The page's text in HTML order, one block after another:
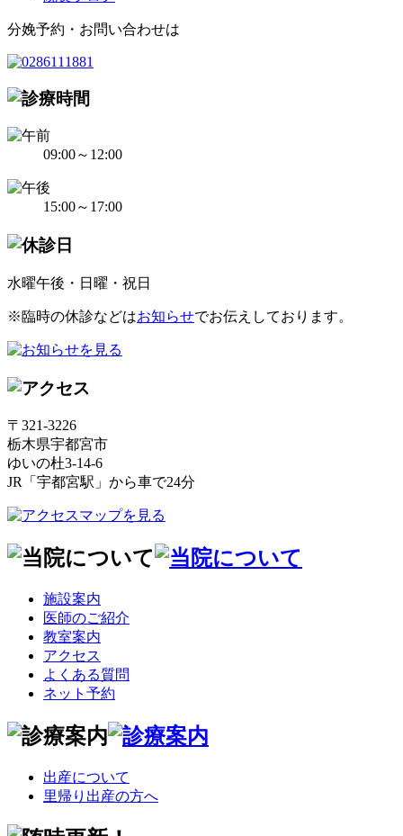
分娩予約・お問い合わせは
09:00～12:00
15:00～17:00
水曜午後・日曜・祝日
※臨時の休診などはお知らせでお伝えしております。
〒321-3226
栃木県宇都宮市
ゆいの杜3-14-6
JR「宇都宮駅」から車で24分
施設案内
医師のご紹介
教室案内
アクセス
よくある質問
ネット予約
出産について
里帰り出産の方へ